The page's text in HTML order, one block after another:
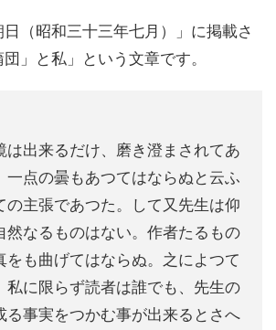
（昭和三十三年七月）」に掲載さ
」と私」という文章です。
は出来るだけ、磨き澄まされてあ
一点の曇もあつてはならぬと云ふ
の主張であつた。して又先生は仰
然なるものはない。作者たるもの
をも曲げてはならぬ。之によつて
私に限らず読者は誰でも、先生の
る事実をつかむ事が出来るとさへ